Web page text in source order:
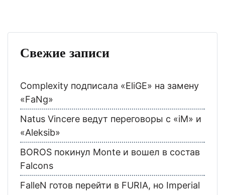
Свежие записи
Complexity подписала «EliGE» на замену
«FaNg»
Natus Vincere ведут переговоры с «iM» и
«Aleksib»
BOROS покинул Monte и вошел в состав
Falcons
FalleN готов перейти в FURIA, но Imperial